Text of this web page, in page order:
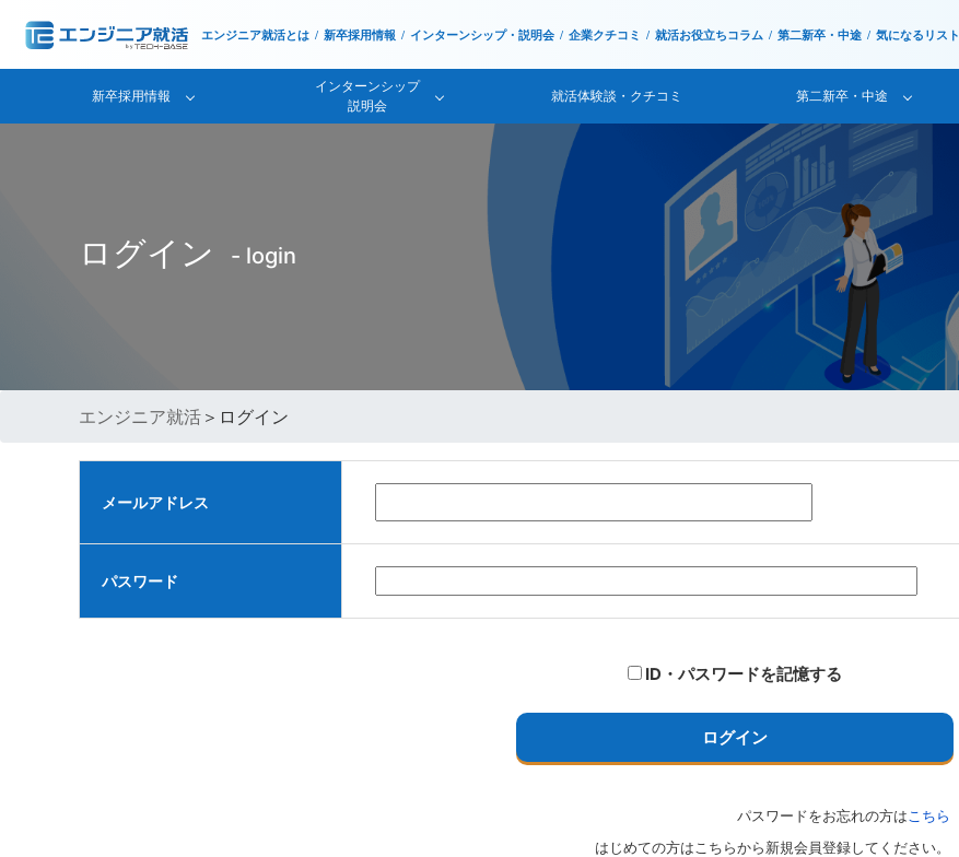
エンジニア就活とは 新卒採用情報 インターンシップ・説明会 企業クチコミ 就活お役立ちコラム 第二新卒・中途 気になるリスト
新卒採用情報
インターンシップ
説明会
就活体験談・クチコミ 第二新卒・中途
ログイン - login
エンジニア就活 ＞ログイン
メールアドレス
パスワード
ID・パスワードを記憶する
ログイン
パスワードをお忘れの方は こちら
はじめての方はこちらから新規会員登録してください。